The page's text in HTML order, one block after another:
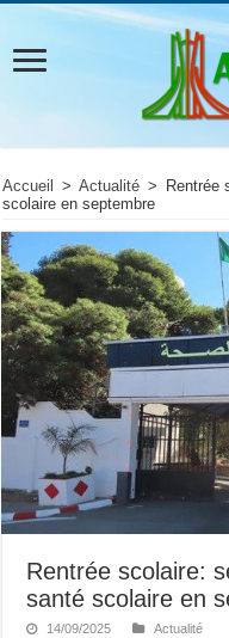
Accueil > Actualité >
Rentrée
scolaire en septembre
Rentrée scolaire:
santé scolaire en
14/09/2025 Actualité